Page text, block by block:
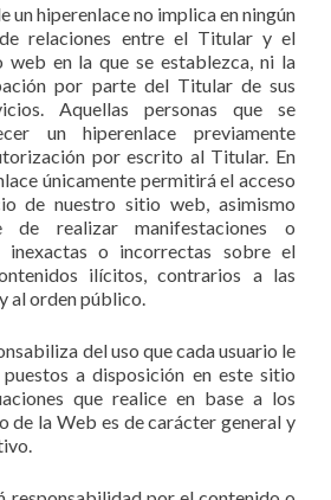
un hiperenlace no implica en ningún
relaciones entre el Titular y el
en la que se establezca, ni la
por parte del Titular de sus
Aquellas personas que se
un hiperenlace previamente
por escrito al Titular. En
únicamente permitirá el acceso
de nuestro sitio web, asimismo
de realizar manifestaciones o
inexactas o incorrectas sobre el
ilícitos, contrarios a las
al orden público.
del uso que cada usuario le
a disposición en este sitio
que realice en base a los
de la Web es de carácter general y